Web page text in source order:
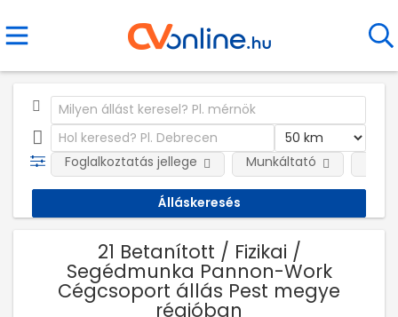
Foglalkoztatás jellege Munkáltató
21 Betanított / Fizikai /
Segédmunka Pannon-Work
Cégcsoport állás Pest megye
régióban